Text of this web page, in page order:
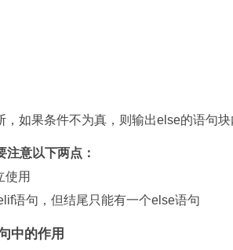
，如果条件不为真，则输出else的语句
意以下两点：
使用
语句，但结尾只能有一个else语句
中的作用